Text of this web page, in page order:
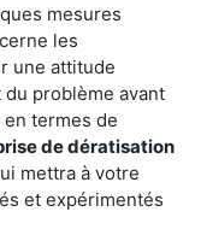
mesures
les
une attitude
problème avant
termes de
de dératisation
mettra à votre
et expérimentés